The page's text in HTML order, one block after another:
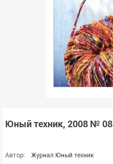
Юный техник, 2008 № 08
Автор: Журнал Юный техник